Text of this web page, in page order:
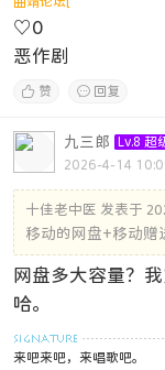
♡0
恶作剧
 赞  回复
九三郎 Lv.8 超
2026-4-14
十佳老中医 发表于
移动的网盘+移动赠
网盘多大容量？
哈。
来吧来吧，来唱歌吧。